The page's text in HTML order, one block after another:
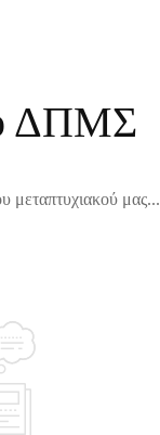
ΔΠΜΣ
μεταπτυχιακού μας...